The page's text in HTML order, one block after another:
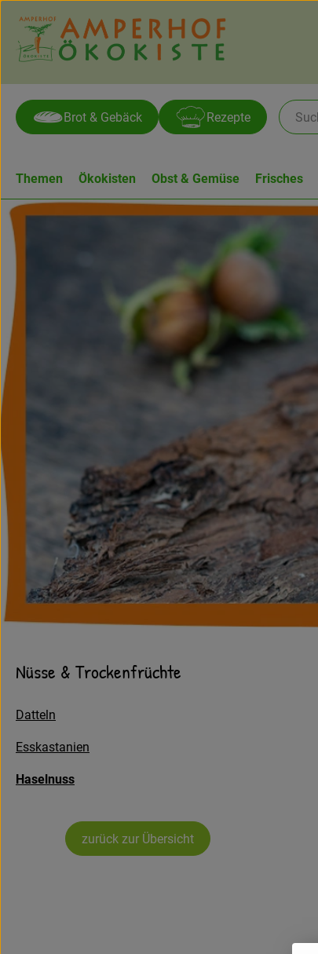
Brot & Gebäck Rezepte
Themen Ökokisten Obst & Gemüse Frisches
Nüsse & Trockenfrüchte
Datteln
Esskastanien
Haselnuss
zurück zur Übersicht